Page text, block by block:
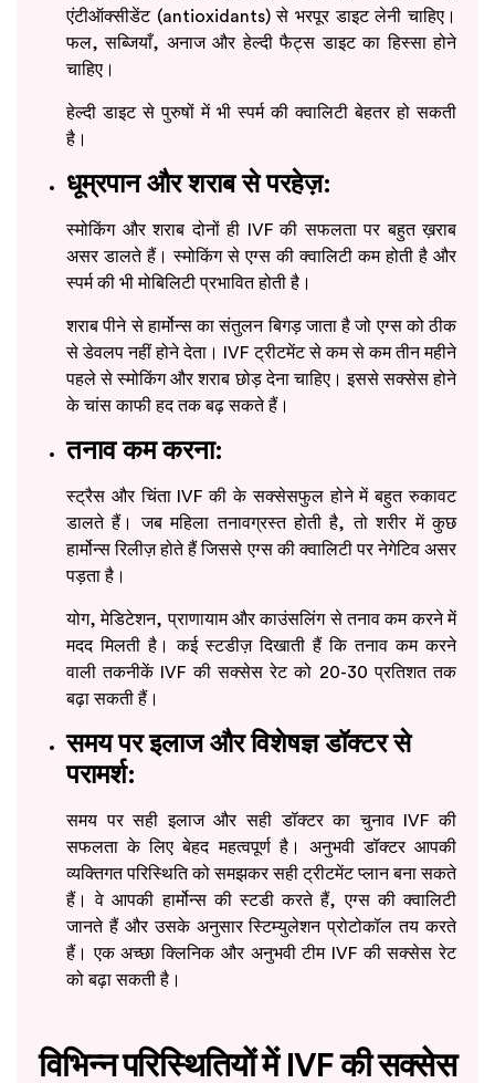
एंटीऑक्सीडेंट (antioxidants) से भरपूर डाइट लेनी चाहिए।
फल, सब्जियाँ, अनाज और हेल्दी फैट्स डाइट का हिस्सा होने
चाहिए।
हेल्दी डाइट से पुरुषों में भी स्पर्म की क्वालिटी बेहतर हो सकती
है।
धूम्रपान और शराब से परहेज़:
स्मोकिंग और शराब दोनों ही IVF की सफलता पर बहुत ख़राब
असर डालते हैं। स्मोकिंग से एग्स की क्वालिटी कम होती है और
स्पर्म की भी मोबिलिटी प्रभावित होती है।
शराब पीने से हार्मोन्स का संतुलन बिगड़ जाता है जो एग्स को ठीक
से डेवलप नहीं होने देता। IVF ट्रीटमेंट से कम से कम तीन महीने
पहले से स्मोकिंग और शराब छोड़ देना चाहिए। इससे सक्सेस होने
के चांस काफी हद तक बढ़ सकते हैं।
तनाव कम करना:
स्ट्रैस और चिंता IVF की के सक्सेसफुल होने में बहुत रुकावट
डालते हैं। जब महिला तनावग्रस्त होती है, तो शरीर में कुछ
हार्मोन्स रिलीज़ होते हैं जिससे एग्स की क्वालिटी पर नेगेटिव असर
पड़ता है।
योग, मेडिटेशन, प्राणायाम और काउंसलिंग से तनाव कम करने में
मदद मिलती है। कई स्टडीज़ दिखाती हैं कि तनाव कम करने
वाली तकनीकें IVF की सक्सेस रेट को 20-30 प्रतिशत तक
बढ़ा सकती हैं।
समय पर इलाज और विशेषज्ञ डॉक्टर से
परामर्श:
समय पर सही इलाज और सही डॉक्टर का चुनाव IVF की
सफलता के लिए बेहद महत्वपूर्ण है। अनुभवी डॉक्टर आपकी
व्यक्तिगत परिस्थिति को समझकर सही ट्रीटमेंट प्लान बना सकते
हैं। वे आपकी हार्मोन्स की स्टडी करते हैं, एग्स की क्वालिटी
जानते हैं और उसके अनुसार स्टिम्युलेशन प्रोटोकॉल तय करते
हैं। एक अच्छा क्लिनिक और अनुभवी टीम IVF की सक्सेस रेट
को बढ़ा सकती है।
विभिन्न परिस्थितियों में IVF की सक्सेस